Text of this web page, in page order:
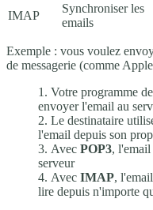
IMAP
Synchroniser les
emails
Exemple : vous voulez
de messagerie (comme
Votre programme
envoyer l'email au
Le destinataire
l'email depuis son
Avec POP3, l'email
serveur
Avec IMAP,
lire depuis n'importe